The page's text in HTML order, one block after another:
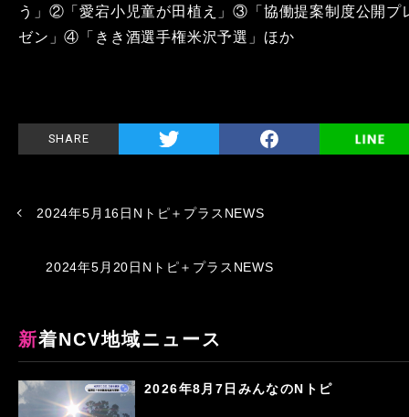
う」②「愛宕小児童が田植え」③「協働提案制度公開プ
ゼン」④「きき酒選手権米沢予選」ほか
SHARE
2024年5月16日Nトピ＋プラスNEWS
2024年5月20日Nトピ＋プラスNEWS
新着NCV地域ニュース
2026年8月7日みんなのNトピ